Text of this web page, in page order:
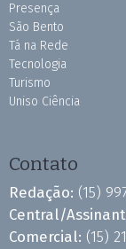
Presença
São Bento
Tá na Rede
Tecnologia
Turismo
Uniso Ciência
Contato
Redação: (15)
Central/
Comercial: (15)